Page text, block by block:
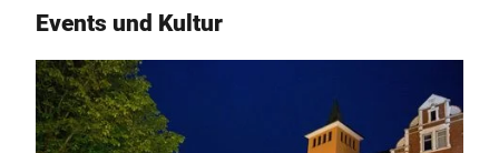
Events und Kultur